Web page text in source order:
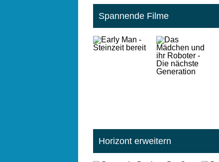
Spannende Filme
Horizont erweitern